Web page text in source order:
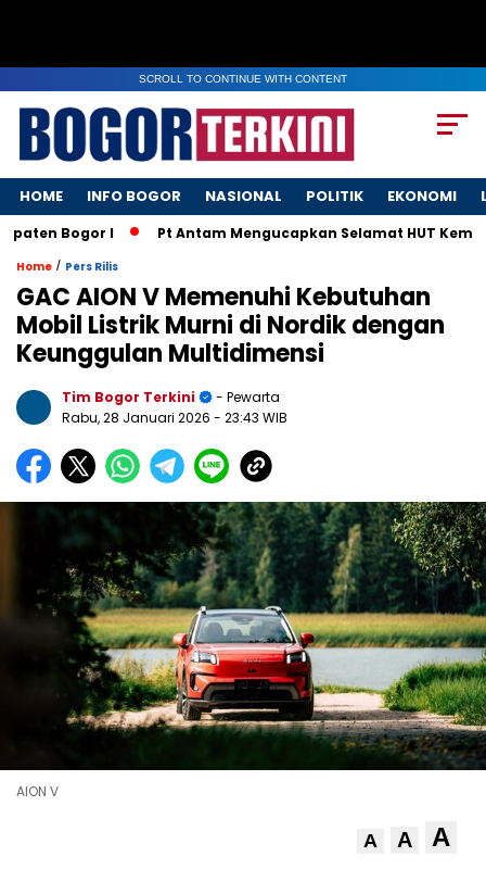
SCROLL TO CONTINUE WITH CONTENT
HOME INFO BOGOR NASIONAL POLITIK EKONOMI
Bogor I Pt Antam Mengucapkan Selamat HUT
Home / Pers Rilis
GAC AION V Memenuhi Kebutuhan
Mobil Listrik Murni di Nordik dengan
Keunggulan Multidimensi
Tim Bogor Terkini
- Pewarta
Rabu, 28 Januari 2026 - 23:43 WIB
AION V
A A A